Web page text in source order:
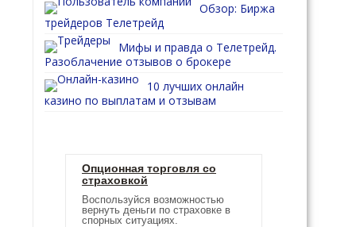
Обзор: Биржа
трейдеров Телетрейд
Мифы и правда о Телетрейд.
Разоблачение отзывов о брокере
10 лучших онлайн
казино по выплатам и отзывам
Опционная торговля со
страховкой
Воспользуйся возможностью
вернуть деньги по страховке в
спорных ситуациях.